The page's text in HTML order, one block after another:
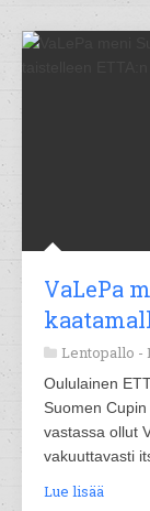
VaLePa
Lentopallo -
Oululainen
Suomen
vastassa ollut
vakuuttavasti
Lue lisää